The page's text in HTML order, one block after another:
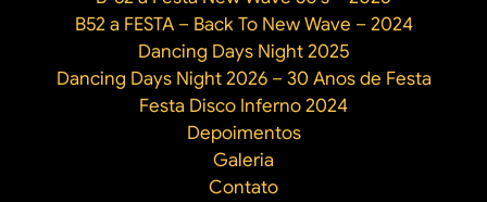
B52 a FESTA – Back To New Wave – 2024
Dancing Days Night 2025
Dancing Days Night 2026 – 30 Anos de Festa
Festa Disco Inferno 2024
Depoimentos
Galeria
Contato